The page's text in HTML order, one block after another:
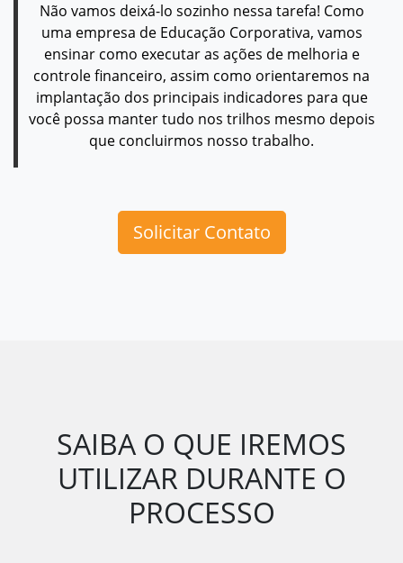
Não vamos deixá-lo sozinho nessa tarefa! Como
uma empresa de Educação Corporativa, vamos
ensinar como executar as ações de melhoria e
controle financeiro, assim como orientaremos na
implantação dos principais indicadores para que
você possa manter tudo nos trilhos mesmo depois
que concluirmos nosso trabalho.
Solicitar Contato
SAIBA O QUE IREMOS
UTILIZAR DURANTE O
PROCESSO